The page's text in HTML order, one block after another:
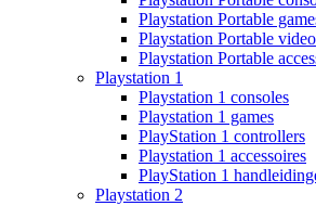
Playstation Portable
Playstation Portable video
Playstation Portable
Playstation 1
Playstation 1 consoles
Playstation 1 games
PlayStation 1 controllers
Playstation 1 accessoires
PlayStation 1
Playstation 2